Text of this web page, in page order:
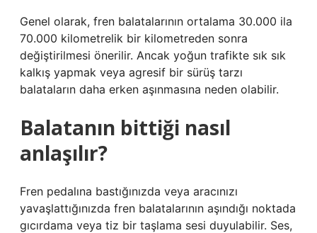
Genel olarak, fren balatalarının ortalama 30.000 ila
70.000 kilometrelik bir kilometreden sonra
değiştirilmesi önerilir. Ancak yoğun trafikte sık sık
kalkış yapmak veya agresif bir sürüş tarzı
balataların daha erken aşınmasına neden olabilir.
Balatanın bittiği nasıl
anlaşılır?
Fren pedalına bastığınızda veya aracınızı
yavaşlattığınızda fren balatalarının aşındığı noktada
gıcırdama veya tiz bir taşlama sesi duyulabilir. Ses,